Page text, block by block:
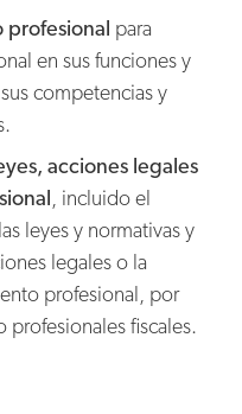
profesional para
en sus funciones y
competencias y
acciones legales
, incluido el
leyes y normativas y
legales o la
profesional, por
fiscales.